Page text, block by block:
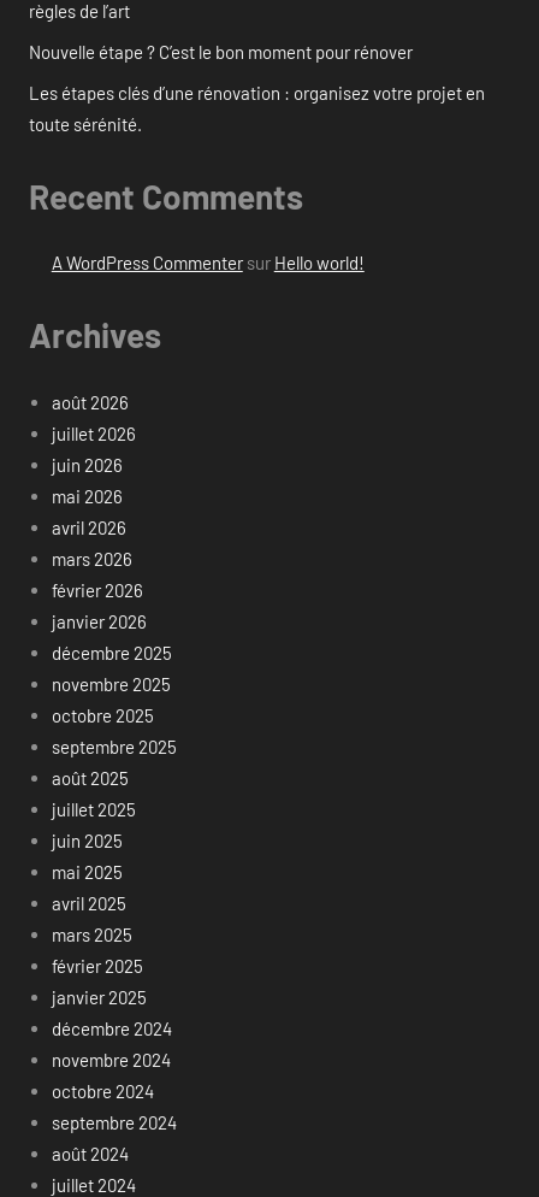
règles de l’art
Nouvelle étape ? C’est le bon moment pour rénover
Les étapes clés d’une rénovation : organisez votre projet en
toute sérénité.
Recent Comments
A WordPress Commentersur Hello world!
Archives
août 2026
juillet 2026
juin 2026
mai 2026
avril 2026
mars 2026
février 2026
janvier 2026
décembre 2025
novembre 2025
octobre 2025
septembre 2025
août 2025
juillet 2025
juin 2025
mai 2025
avril 2025
mars 2025
février 2025
janvier 2025
décembre 2024
novembre 2024
octobre 2024
septembre 2024
août 2024
juillet 2024